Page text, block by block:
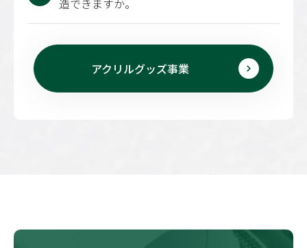
造できますか。
アクリルグッズ事業